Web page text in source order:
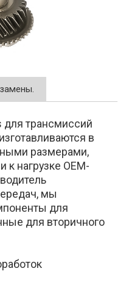
для трансмиссий
в
размерами,
к нагрузке OEM-
мы
для
для вторичного